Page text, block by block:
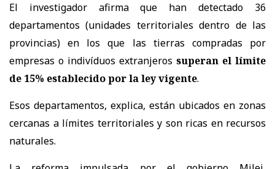
El investigador afirma que han detectado 36
departamentos (unidades territoriales dentro de las
provincias) en los que las tierras compradas por
empresas o indivíduos extranjeros superan el límite
de 15% establecido por la ley vigente.
Esos departamentos, explica, están ubicados en zonas
cercanas a límites territoriales y son ricas en recursos
naturales.